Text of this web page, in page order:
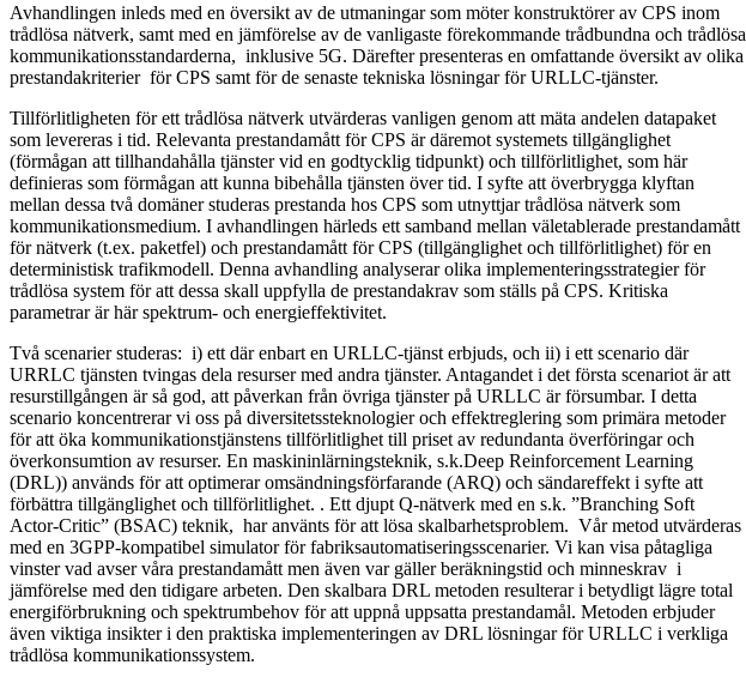
Avhandlingen inleds med en översikt av de utmaningar som möter konstruktörer av CPS inom
trådlösa nätverk, samt med en jämförelse av de vanligaste förekommande trådbundna och trådlösa
kommunikationsstandarderna, inklusive 5G. Därefter presenteras en omfattande översikt av olika
prestandakriterier för CPS samt för de senaste tekniska lösningar för URLLC-tjänster.
Tillförlitligheten för ett trådlösa nätverk utvärderas vanligen genom att mäta andelen datapaket
som levereras i tid. Relevanta prestandamått för CPS är däremot systemets tillgänglighet
(förmågan att tillhandahålla tjänster vid en godtycklig tidpunkt) och tillförlitlighet, som här
definieras som förmågan att kunna bibehålla tjänsten över tid. I syfte att överbrygga klyftan
mellan dessa två domäner studeras prestanda hos CPS som utnyttjar trådlösa nätverk som
kommunikationsmedium. I avhandlingen härleds ett samband mellan väletablerade prestandamått
för nätverk (t.ex. paketfel) och prestandamått för CPS (tillgänglighet och tillförlitlighet) för en
deterministisk trafikmodell. Denna avhandling analyserar olika implementeringsstrategier för
trådlösa system för att dessa skall uppfylla de prestandakrav som ställs på CPS. Kritiska
parametrar är här spektrum- och energieffektivitet.
Två scenarier studeras: i) ett där enbart en URLLC-tjänst erbjuds, och ii) i ett scenario där
URRLC tjänsten tvingas dela resurser med andra tjänster. Antagandet i det första scenariot är att
resurstillgången är så god, att påverkan från övriga tjänster på URLLC är försumbar. I detta
scenario koncentrerar vi oss på diversitetssteknologier och effektreglering som primära metoder
för att öka kommunikationstjänstens tillförlitlighet till priset av redundanta överföringar och
överkonsumtion av resurser. En maskininlärningsteknik, s.k.Deep Reinforcement Learning
(DRL)) används för att optimerar omsändningsförfarande (ARQ) och sändareffekt i syfte att
förbättra tillgänglighet och tillförlitlighet. . Ett djupt Q-nätverk med en s.k. ”Branching Soft
Actor-Critic” (BSAC) teknik, har använts för att lösa skalbarhetsproblem. Vår metod utvärderas
med en 3GPP-kompatibel simulator för fabriksautomatiseringsscenarier. Vi kan visa påtagliga
vinster vad avser våra prestandamått men även var gäller beräkningstid och minneskrav i
jämförelse med den tidigare arbeten. Den skalbara DRL metoden resulterar i betydligt lägre total
energiförbrukning och spektrumbehov för att uppnå uppsatta prestandamål. Metoden erbjuder
även viktiga insikter i den praktiska implementeringen av DRL lösningar för URLLC i verkliga
trådlösa kommunikationssystem.